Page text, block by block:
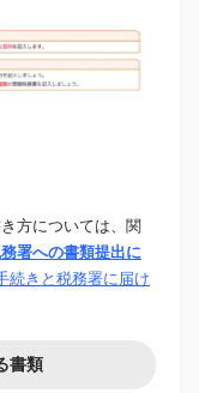
方については、関
署への書類提出に
続きと税務署に届け
書類